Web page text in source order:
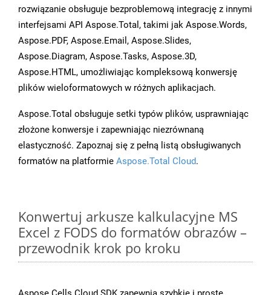
rozwiązanie obsługuje bezproblemową integrację z innymi
interfejsami API Aspose.Total, takimi jak Aspose.Words,
Aspose.PDF, Aspose.Email, Aspose.Slides,
Aspose.Diagram, Aspose.Tasks, Aspose.3D,
Aspose.HTML, umożliwiając kompleksową konwersję
plików wieloformatowych w różnych aplikacjach.
Aspose.Total obsługuje setki typów plików, usprawniając
złożone konwersje i zapewniając niezrównaną
elastyczność. Zapoznaj się z pełną listą obsługiwanych
formatów na platformie Aspose.Total Cloud.
Konwertuj arkusze kalkulacyjne MS
Excel z FODS do formatów obrazów –
przewodnik krok po kroku